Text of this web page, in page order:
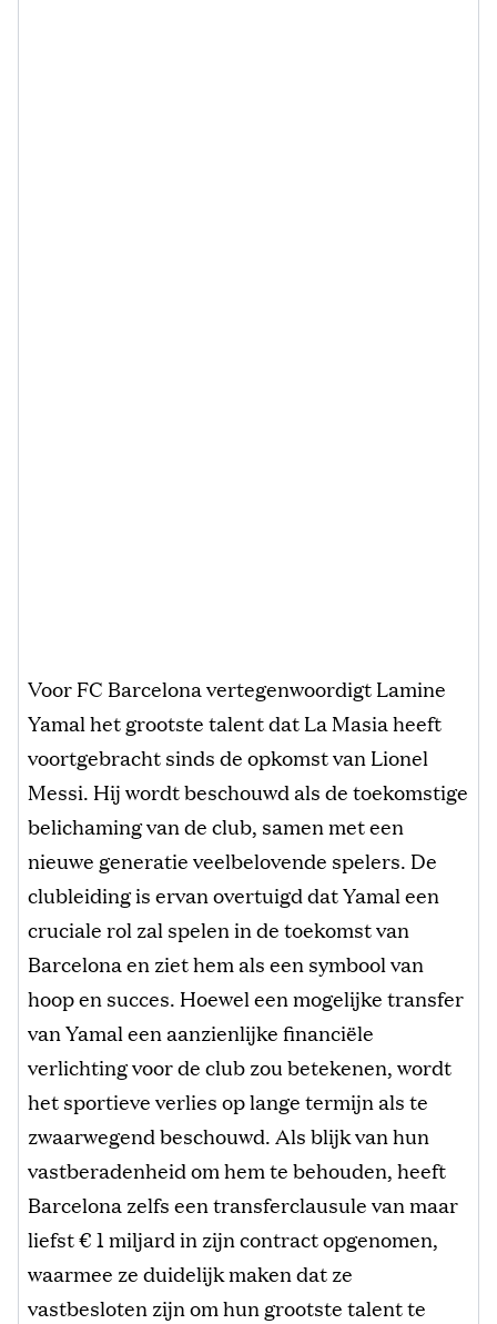
Voor FC Barcelona vertegenwoordigt Lamine
Yamal het grootste talent dat La Masia heeft
voortgebracht sinds de opkomst van Lionel
Messi. Hij wordt beschouwd als de toekomstige
belichaming van de club, samen met een
nieuwe generatie veelbelovende spelers. De
clubleiding is ervan overtuigd dat Yamal een
cruciale rol zal spelen in de toekomst van
Barcelona en ziet hem als een symbool van
hoop en succes. Hoewel een mogelijke transfer
van Yamal een aanzienlijke financiële
verlichting voor de club zou betekenen, wordt
het sportieve verlies op lange termijn als te
zwaarwegend beschouwd. Als blijk van hun
vastberadenheid om hem te behouden, heeft
Barcelona zelfs een transferclausule van maar
liefst € 1 miljard in zijn contract opgenomen,
waarmee ze duidelijk maken dat ze
vastbesloten zijn om hun grootste talent te